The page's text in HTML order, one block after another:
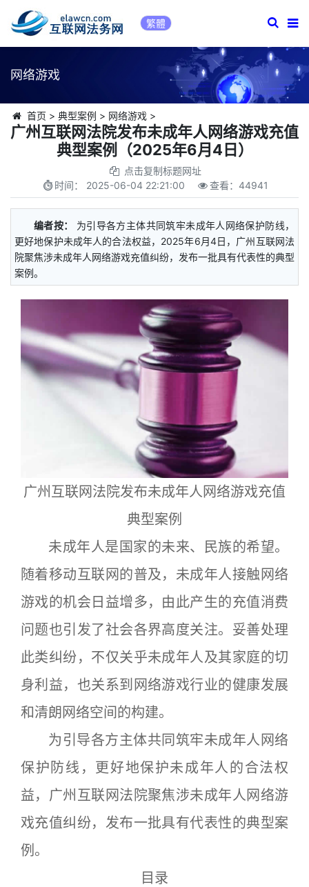
繁體
网络游戏
首页 > 典型案例 > 网络游戏>
广州互联网法院发布未成年人网络游戏充值
典型案例（2025年6月4日）
点击复制标题网址
时间： 2025-06-04 22:21:00 查看： 44941
编者按：
为引导各方主体共同筑牢未成年人网络保护防线，
更好地保护未成年人的合法权益，2025年6月4日，广州互联网法
院聚焦涉未成年人网络游戏充值纠纷，发布一批具有代表性的典型
案例。
广州互联网法院发布未成年人网络游戏充值
典型案例
未成年人是国家的未来、民族的希望。
随着移动互联网的普及，未成年人接触网络
游戏的机会日益增多，由此产生的充值消费
问题也引发了社会各界高度关注。妥善处理
此类纠纷，不仅关乎未成年人及其家庭的切
身利益，也关系到网络游戏行业的健康发展
和清朗网络空间的构建。
为引导各方主体共同筑牢未成年人网络
保护防线，更好地保护未成年人的合法权
益，广州互联网法院聚焦涉未成年人网络游
戏充值纠纷，发布一批具有代表性的典型案
例。
目录